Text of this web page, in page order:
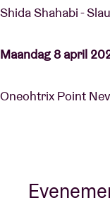
Shida Shahabi -
Maandag 8 april
Oneohtrix Point